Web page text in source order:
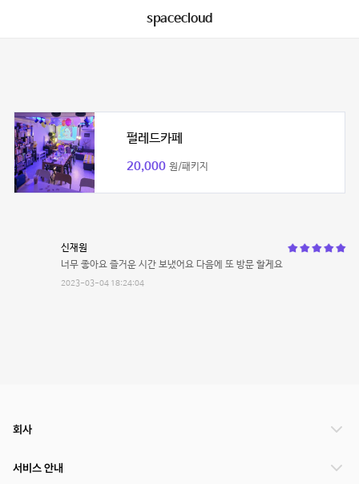
spacecloud
펄레드카페
20,000 원/패키지
신재원
너무 좋아요 즐거운 시간 보냈어요 다음에 또 방문 할게요
2023-03-04 18:24:04
회사
서비스 안내